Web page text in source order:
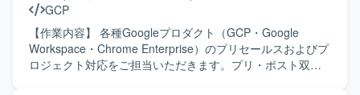
Figma, Datadog, ChatGPT, Claude Code
GCP
【作業内容】 各種Googleプロダクト（GCP・Google
Workspace・Chrome Enterprise）のプリセールスおよびプ
ロジェクト対応をご担当いただきます。プリ・ポスト双方